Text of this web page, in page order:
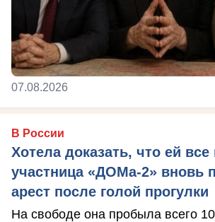
07.08.2026
В России
Хотела доказать, что ей
участница «ДОМа-2» вновь
арест после голой прогулки
На свободе она пробыла всего